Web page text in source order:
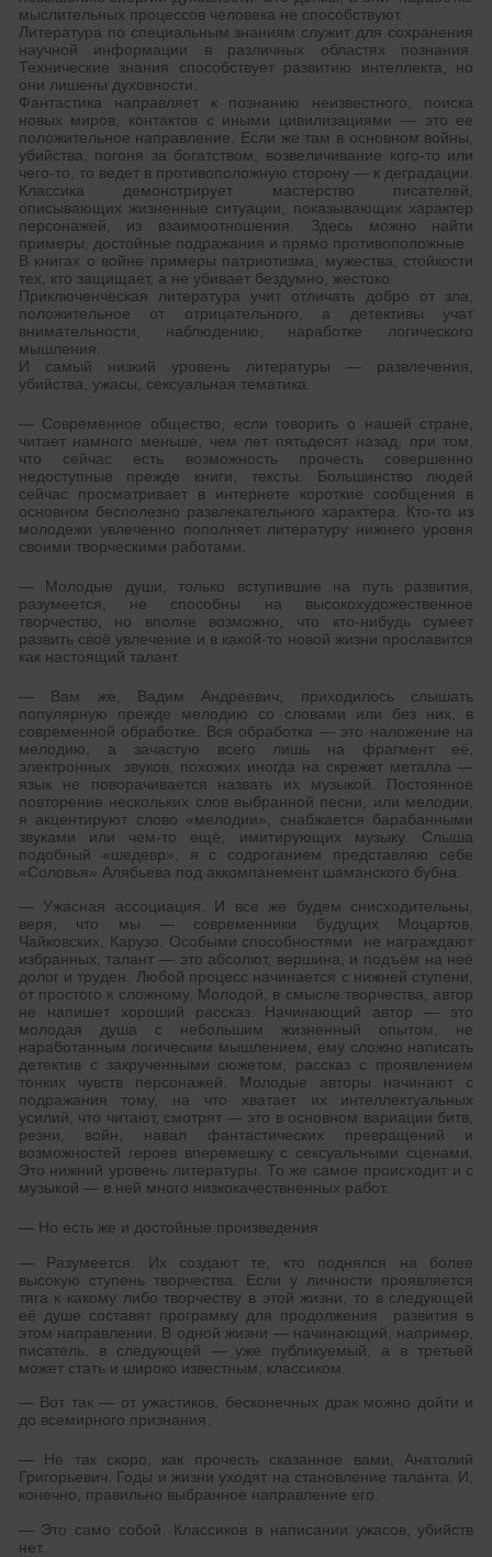
мыслительных процессов человека не способствуют.
Литература по специальным знаниям служит для сохранения
научной информации в различных областях познания.
Технические знания способствует развитию интеллекта, но
они лишены духовности.
Фантастика направляет к познанию неизвестного, поиска
новых миров, контактов с иными цивилизациями — это ее
положительное направление. Если же там в основном войны,
убийства, погоня за богатством, возвеличивание кого-то или
чего-то, то ведет в противоположную сторону — к деградации.
Классика демонстрирует мастерство писателей,
описывающих жизненные ситуации, показывающих характер
персонажей, из взаимоотношения. Здесь можно найти
примеры, достойные подражания и прямо противоположные.
В книгах о войне примеры патриотизма, мужества, стойкости
тех, кто защищает, а не убивает бездумно, жестоко.
Приключенческая литература учит отличать добро от зла,
положительное от отрицательного, а детективы учат
внимательности, наблюдению, наработке логического
мышления.
И самый низкий уровень литературы — развлечения,
убийства, ужасы, сексуальная тематика.
— Современное общество, если говорить о нашей стране,
читает намного меньше, чем лет пятьдесят назад, при том,
что сейчас есть возможность прочесть совершенно
недоступные прежде книги, тексты. Большинство людей
сейчас просматривает в интернете короткие сообщения в
основном бесполезно развлекательного характера. Кто-то из
молодежи увлеченно пополняет литературу нижнего уровня
своими творческими работами.
— Молодые души, только вступившие на путь развития,
разумеется, не способны на высокохудожественное
творчество, но вполне возможно, что кто-нибудь сумеет
развить своё увлечение и в какой-то новой жизни прославится
как настоящий талант.
— Вам же, Вадим Андреевич, приходилось слышать
популярную прежде мелодию со словами или без них, в
современной обработке. Вся обработка — это наложение на
мелодию, а зачастую всего лишь на фрагмент её,
электронных звуков, похожих иногда на скрежет металла —
язык не поворачивается назвать их музыкой. Постоянное
повторение нескольких слов выбранной песни, или мелодии,
я акцентируют слово «мелодии», снабжается барабанными
звуками или чем-то ещё, имитирующих музыку. Слыша
подобный «шедевр», я с содроганием представляю себе
«Соловья» Алябьева под аккомпанемент шаманского бубна.
— Ужасная ассоциация. И все же будем снисходительны,
веря, что мы — современники будущих Моцартов,
Чайковских, Карузо. Особыми способностями не награждают
избранных, талант — это абсолют, вершина, и подъём на неё
долог и труден. Любой процесс начинается с нижней ступени,
от простого к сложному. Молодой, в смысле творчества, автор
не напишет хороший рассказ. Начинающий автор — это
молодая душа с небольшим жизненный опытом, не
наработанным логическим мышлением, ему сложно написать
детектив с закрученными сюжетом, рассказ с проявлением
тонких чувств персонажей. Молодые авторы начинают с
подражания тому, на что хватает их интеллектуальных
усилий, что читают, смотрят — это в основном вариации битв,
резни, войн, навал фантастических превращений и
возможностей героев вперемешку с сексуальными сценами.
Это нижний уровень литературы. То же самое происходит и с
музыкой — в ней много низкокачествненных работ.
— Но есть же и достойные произведения.
— Разумеется. Их создают те, кто поднялся на более
высокую ступень творчества. Если у личности проявляется
тяга к какому либо творчеству в этой жизни, то в следующей
её душе составят программу для продолжения развития в
этом направлении. В одной жизни — начинающий, например,
писатель, в следующей — уже публикуемый, а в третьей
может стать и широко известным, классиком.
— Вот так — от ужастиков, бесконечных драк можно дойти и
до всемирного признания.
— Не так скоро, как прочесть сказанное вами, Анатолий
Григорьевич. Годы и жизни уходят на становление таланта. И,
конечно, правильно выбранное направление его.
— Это само собой. Классиков в написании ужасов, убийств
нет.